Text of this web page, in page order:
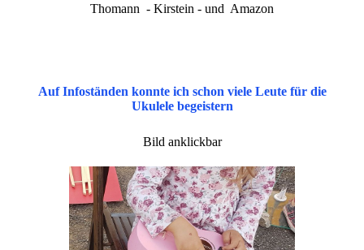
Thomann - Kirstein - und Amazon
Auf Infoständen konnte ich schon viele Leute für die
Ukulele begeistern
Bild anklickbar